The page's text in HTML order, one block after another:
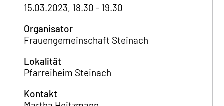
15.03.2023, 18.30 - 19.30
Organisator
Frauengemeinschaft Steinach
Lokalität
Pfarreiheim Steinach
Kontakt